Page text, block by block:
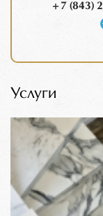
+7 (843)
Услуги